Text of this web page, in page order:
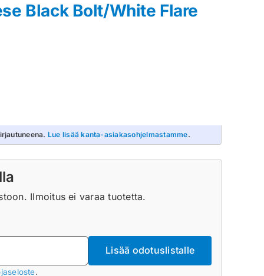
Black Bolt/White Flare
Lue lisää kanta-asiakasohjelmastamme.
Ilmoitus ei varaa tuotetta.
Lisää odotuslistalle
.